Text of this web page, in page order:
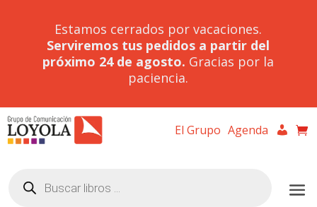
Estamos cerrados por vacaciones.
Serviremos tus pedidos a partir del
próximo 24 de agosto. Gracias por la
paciencia.
El Grupo Agenda
productos